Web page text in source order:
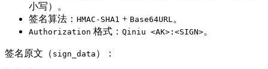
小写）。
签名算法： HMAC-SHA1 + Base64URL 。
Authorization 格式： Qiniu <AK>:<SIGN>。
签名原文（ sign_data ）：